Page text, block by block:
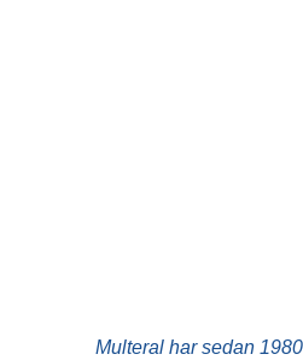
Multeral har sedan